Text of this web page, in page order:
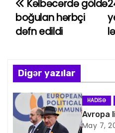
Y
a
ı
n
a
Kəlbəcərdə göldə
boğulan hərbçi
dəfn edildi
Digər yazılar
HADISƏ
Avropa
May 7,